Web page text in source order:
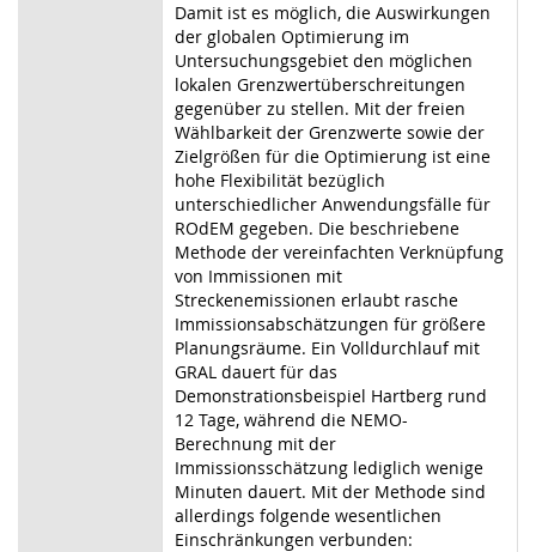
Damit ist es möglich, die Auswirkungen
der globalen Optimierung im
Untersuchungsgebiet den möglichen
lokalen Grenzwertüberschreitungen
gegenüber zu stellen. Mit der freien
Wählbarkeit der Grenzwerte sowie der
Zielgrößen für die Optimierung ist eine
hohe Flexibilität bezüglich
unterschiedlicher Anwendungsfälle für
ROdEM gegeben. Die beschriebene
Methode der vereinfachten Verknüpfung
von Immissionen mit
Streckenemissionen erlaubt rasche
Immissionsabschätzungen für größere
Planungsräume. Ein Volldurchlauf mit
GRAL dauert für das
Demonstrationsbeispiel Hartberg rund
12 Tage, während die NEMO-
Berechnung mit der
Immissionsschätzung lediglich wenige
Minuten dauert. Mit der Methode sind
allerdings folgende wesentlichen
Einschränkungen verbunden: